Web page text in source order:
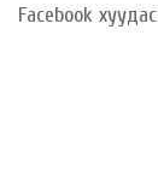
Facebook хуудас